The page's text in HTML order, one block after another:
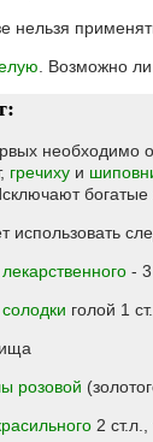
нельзя
. Возможно
необходимо
гречиху и
использовать
- 3
голой 1
розовой
2 ст.л.,